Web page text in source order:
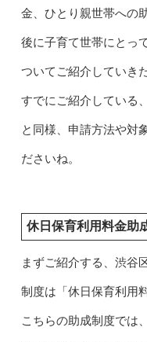
金、ひとり親世帯への
後に子育て世帯にとっ
ついてご紹介していき
すでにご紹介している
と同様、申請方法や対
ださいね。
休日保育利用料金助
まずご紹介する、渋谷
制度は「休日保育利用
こちらの助成制度では